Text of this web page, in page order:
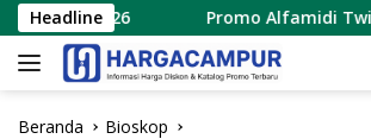
Langsung
ke
konten
Headline
2026 Promo Alfamidi Twin
Beranda Bioskop